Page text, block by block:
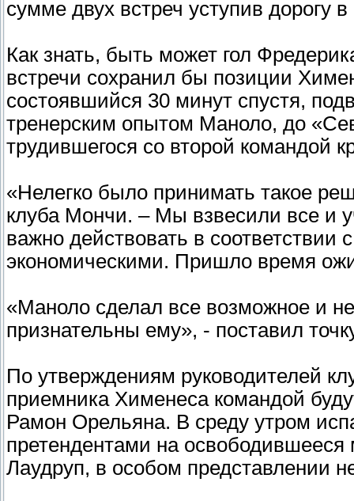
сумме двух встреч уступив дорогу
Как знать, быть может гол
встречи сохранил бы позиции
состоявшийся 30 минут спустя,
тренерским опытом Маноло, до
трудившегося со второй командой
«Нелегко было принимать такое
клуба Мончи. – Мы взвесили все и
важно действовать в
экономическими. Пришло время
«Маноло сделал все возможное и
признательны ему», - поставил
По утверждениям руководителей
приемника Хименеса командой
Рамон Орельяна. В среду утром
претендентами на
Лаудруп, в особом представлении